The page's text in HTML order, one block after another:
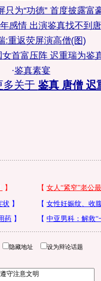
只为“功德” 首度披露富
感情 出演鉴真找不到
:重返荧屏演高僧(图)
女首富压阵 迟重瑞为鉴
·鉴真素宴
多关于 鉴真 唐僧 迟
隐藏地址 设为辩论话题